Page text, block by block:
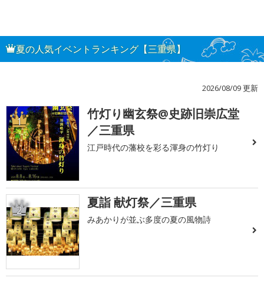
夏の人気イベントランキング【三重県】
2026/08/09 更新
1
竹灯り幽玄祭@史跡旧崇広堂
／三重県
江戸時代の藩校を彩る渾身の竹灯り
2 夏詣 献灯祭／三重県
みあかりが並ぶ多度の夏の風物詩